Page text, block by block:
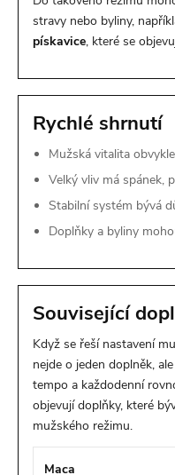
stravy nebo byliny,
pískavice, které se
Rychlé shrnutí
Mužská vitalita
Velký vliv má spánek,
Stabilní systém bývá
Doplňky a byliny
Související
Když se řeší nastavení
nejde o jeden doplněk,
tempo a každodenní
objevují doplňky, které
mužského režimu.
Maca